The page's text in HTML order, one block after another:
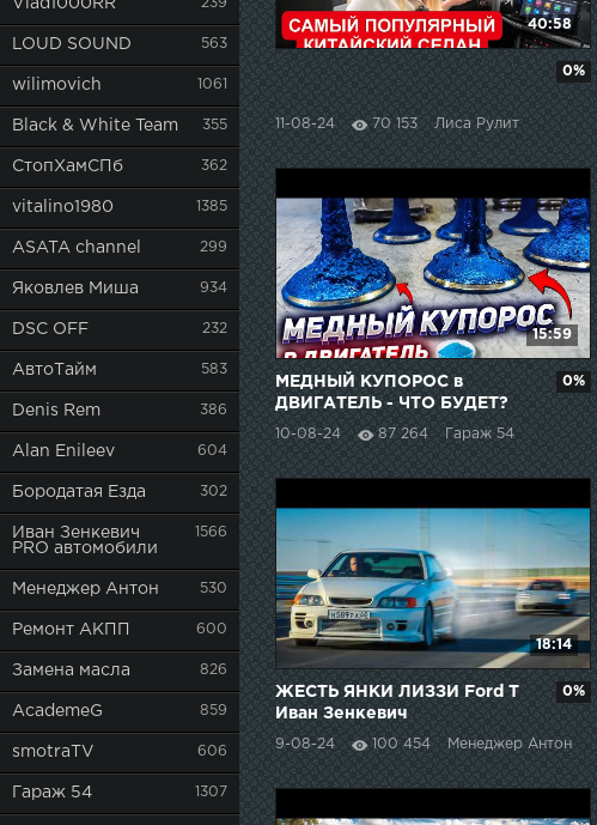
Vlad1000RR 239
LOUD SOUND 563
wilimovich 1061
Black & White Team 355
СтопХамСПб 362
vitalino1980 1385
ASATA channel 299
Яковлев Миша 934
DSC OFF 232
АвтоТайм 583
Denis Rem 386
Alan Enileev 604
Бородатая Езда 302
Иван Зенкевич
PRO автомобили
1566
Менеджер Антон 530
Ремонт АКПП 600
Замена масла 826
AcademeG 859
smotraTV 606
Гараж 54 1307
40:58
11-08-24 70 153 Лиса Рулит
0%
15:59
МЕДНЫЙ КУПОРОС в
ДВИГАТЕЛЬ - ЧТО БУДЕТ?
10-08-24 87 264 Гараж 54
0%
18:14
ЖЕСТЬ ЯНКИ ЛИЗЗИ Ford T
Иван Зенкевич
9-08-24 100 454 Менеджер Антон
0%